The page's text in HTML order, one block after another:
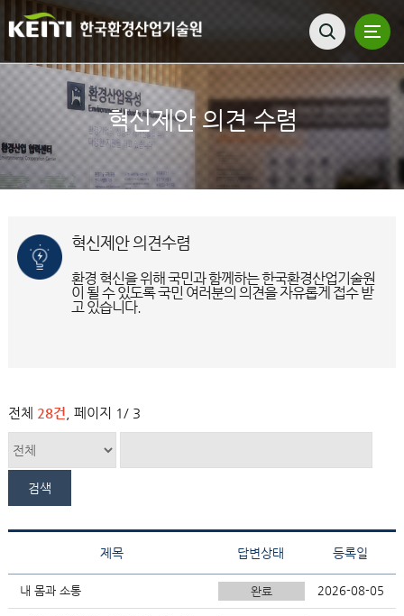
혁신제안 의견 수렴
혁신제안 의견수렴
환경 혁신을 위해 국민과 함께하는 한국환경산업기술원
이 될 수 있도록 국민 여러분의 의견을 자유롭게 접수 받
고 있습니다.
전체 28건 , 페이지 1 / 3
제목 답변상태 등록일
내 몸과 소통 완료 2026-08-05